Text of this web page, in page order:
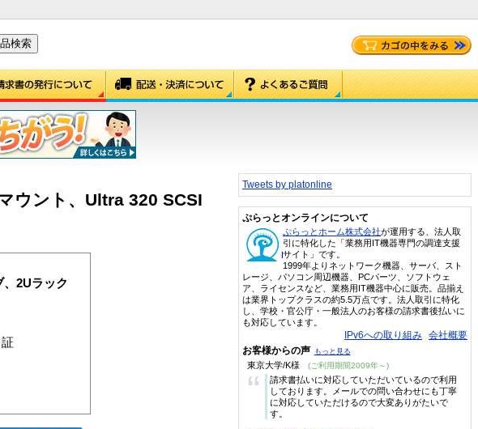
ウント、Ultra 320 SCSI
2Uラック
Tweets by platonline
ぷらっとオンラインについて
ぷらっとホーム株式会社が運用する、法人取
引に特化した「業務用IT機器専門の調達支援
サイト」です。
1999年よりネットワーク機器、サーバ、スト
レージ、パソコン周辺機器、PCパーツ、ソフトウェ
ア、ライセンスなど、業務用IT機器中心に販売。品揃え
は業界トップクラスの約5.5万点です。法人取引に特化
し、学校・官公庁・一般法人のお客様の請求書後払いに
も対応しています。
IPv6への取り組み 会社概要
お客様からの声 もっと見る
東京大学/K様 (ご利用期間2009年～)
“
請求書払いに対応していただいているので利用
しております。メールでの問い合わせにも丁寧
に対応していただけるので大変ありがたいで
す。